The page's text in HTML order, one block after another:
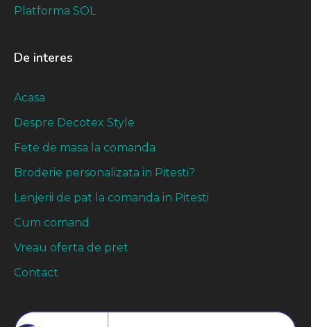
Platforma SOL
De interes
Acasa
Despre Decotex Style
Fete de masa la comanda
Broderie personalizata in Pitesti?
Lenjerii de pat la comanda in Pitesti
Cum comand
Vreau oferta de pret
Contact